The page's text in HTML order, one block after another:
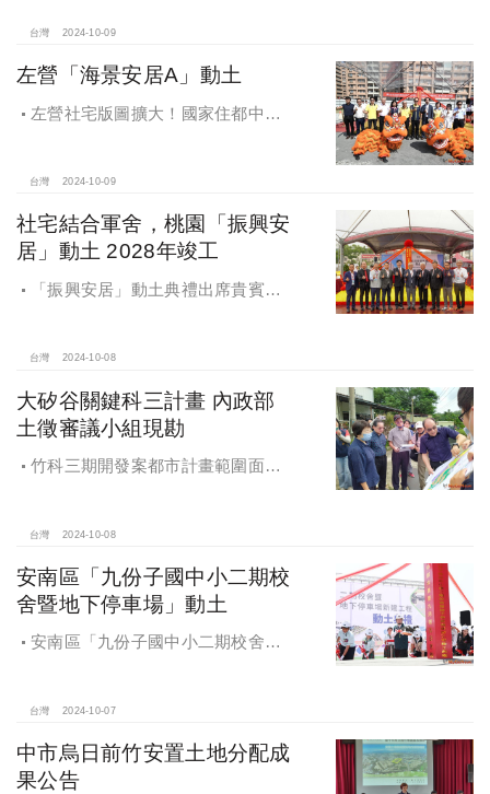
台灣 2024-10-09
左營「海景安居A」動土
左營社宅版圖擴大！國家住都中心
台灣 2024-10-09
社宅結合軍舍，桃園「振興安
居」動土 2028年竣工
「振興安居」動土典禮出席貴賓有
財政部國有財產署曾國基署長、桃園
賓，祈求工程順利進行。
台灣 2024-10-08
大矽谷關鍵科三計畫 內政部
土徵審議小組現勘
竹科三期開發案都市計畫範圍面積
分地區
台灣 2024-10-08
安南區「九份子國中小二期校
舍暨地下停車場」動土
安南區「九份子國中小二期校舍暨
台灣 2024-10-07
中市烏日前竹安置土地分配成
果公告